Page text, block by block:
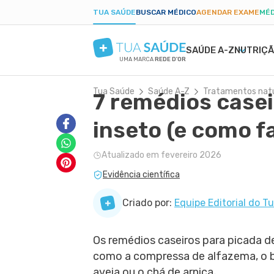
TUA SAÚDEBUSCAR MÉDICOAGENDAR EXAME
SAÚDE A-Z
UMA MARCAREDE D'OR
SINTOMAS
EXAMES
VIDA ÍNTIMA
SAÚDE DO HOMEM
DIETAS
JEJUM INTERMITENTE
DIETA DUKAN
GRAVIDEZ SAUDÁVEL
EXERCÍCIO NA GRAVIDEZ
DESCONFORTOS DA GRAVIDEZ
SAÚDE MENTAL
ANSIEDADE
DEPRESSÃO
TDAH
BORDERLINE
FOBIAS
BELEZA E
CICATRIZ
RUGAS
Tua Saúde Saúde A-Z Tratamentos
7 remédios
inseto (e como
Atualizado em fevereiro 2026
Evidência científica
Criado por: Equipe Editorial do
Os remédios caseiros para picada
como a compressa de alfazema, o